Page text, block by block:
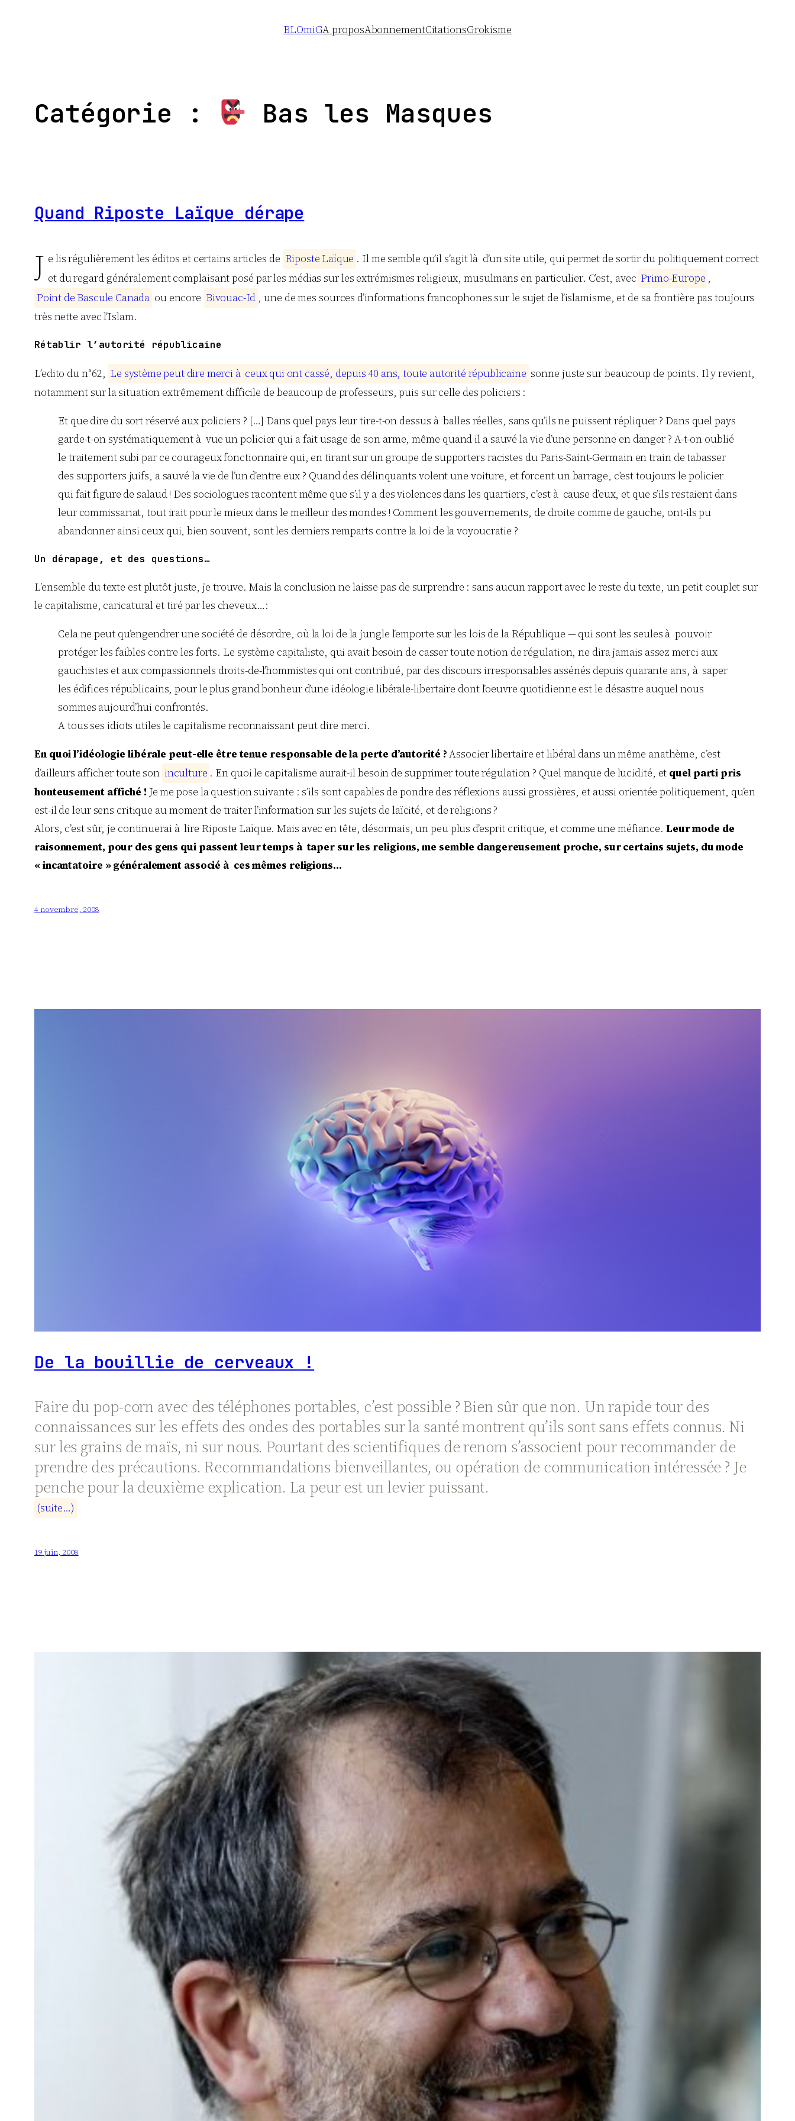
BLOmiGA proposAbonnementCitationsGrokisme
Catégorie : Bas les Masques
Quand Riposte Laïque dérape
J e lis régulièrement les éditos et certains articles de Riposte Laïque . Il me semble qu’il s’agit là d’un site utile, qui permet de sortir du politiquement correct
et du regard généralement complaisant posé par les médias sur les extrémismes religieux, musulmans en particulier. C’est, avec Primo-Europe ,
Point de Bascule Canada ou encore Bivouac-Id , une de mes sources d’informations francophones sur le sujet de l’islamisme, et de sa frontière pas toujours
très nette avec l’Islam.
Rétablir l’autorité républicaine
L’edito du n°62, Le systèmepeut dire merci à ceuxqui ont cassé, depuis 40 ans, toute autorité républicaine sonne juste sur beaucoup de points. Il y revient,
notamment sur la situation extrêmement difficile de beaucoup de professeurs, puis sur celle des policiers :
Et que dire du sort réservé aux policiers ? […] Dans quel pays leur tire-t-on dessus à balles réelles, sans qu’ils ne puissent répliquer ? Dans quel pays
garde-t-on systématiquement à vue un policier qui a fait usage de son arme, même quand il a sauvé la vie d’une personne en danger ? A-t-on oublié
le traitement subi par ce courageux fonctionnaire qui, en tirant sur un groupe de supporters racistes du Paris-Saint-Germain en train de tabasser
des supporters juifs, a sauvé la vie de l’un d’entre eux ? Quand des délinquants volent une voiture, et forcent un barrage, c’est toujours le policier
qui fait figure de salaud ! Des sociologues racontent même que s’il y a des violences dans les quartiers, c’est à cause d’eux, et que s’ils restaient dans
leur commissariat, tout irait pour le mieux dans le meilleur des mondes ! Comment les gouvernements, de droite comme de gauche, ont-ils pu
abandonner ainsi ceux qui, bien souvent, sont les derniers remparts contre la loi de la voyoucratie ?
Un dérapage, et des questions…
L’ensemble du texte est plutôt juste, je trouve. Mais la conclusion ne laisse pas de surprendre : sans aucun rapport avec le reste du texte, un petit couplet sur
le capitalisme, caricatural et tiré par les cheveux…:
Cela ne peut qu’engendrer une société de désordre, où la loi de la jungle l’emporte sur les lois de la République — qui sont les seules à pouvoir
protéger les faibles contre les forts. Le système capitaliste, qui avait besoin de casser toute notion de régulation, ne dira jamais assez merci aux
gauchistes et aux compassionnels droits-de-l’hommistes qui ont contribué, par des discours irresponsables assénés depuis quarante ans, à saper
les édifices républicains, pour le plus grand bonheur d’une idéologie libérale-libertaire dont l’oeuvre quotidienne est le désastre auquel nous
sommes aujourd’hui confrontés.
A tous ses idiots utiles le capitalisme reconnaissant peut dire merci.
En quoi l’idéologie libérale peut-elle être tenue responsable de la perte d’autorité ?Associer libertaire et libéral dans un même anathème, c’est
d’ailleurs afficher toute son inculture . En quoi le capitalisme aurait-il besoin de supprimer toute régulation ? Quel manque de lucidité, et quel parti pris
honteusement affiché ! Je me pose la question suivante : s’ils sont capables de pondre des réflexions aussi grossières, et aussi orientée politiquement, qu’en
est-il de leur sens critique au moment de traiter l’information sur les sujets de laïcité, et de religions ?
Alors, c’est sûr, je continuerai à lire Riposte Laïque. Mais avec en tête, désormais, un peu plus d’esprit critique, et comme une méfiance. Leur mode de
raisonnement, pour des gens qui passent leur temps à taper sur les religions, me semble dangereusement proche, sur certains sujets, du mode
« incantatoire » généralement associé à ces mêmes religions…
4 novembre, 2008
De la bouillie de cerveaux !
Faire du pop-corn avec des téléphones portables, c’est possible ? Bien sûr que non. Un rapide tour des
connaissances sur les effets des ondes des portables sur la santé montrent qu’ils sont sans effets connus. Ni
sur les grains de maïs, ni sur nous. Pourtant des scientifiques de renom s’associent pour recommander de
prendre des précautions. Recommandations bienveillantes, ou opération de communication intéressée ? Je
penche pour la deuxième explication. La peur est un levier puissant.
(suite…)
19 juin, 2008